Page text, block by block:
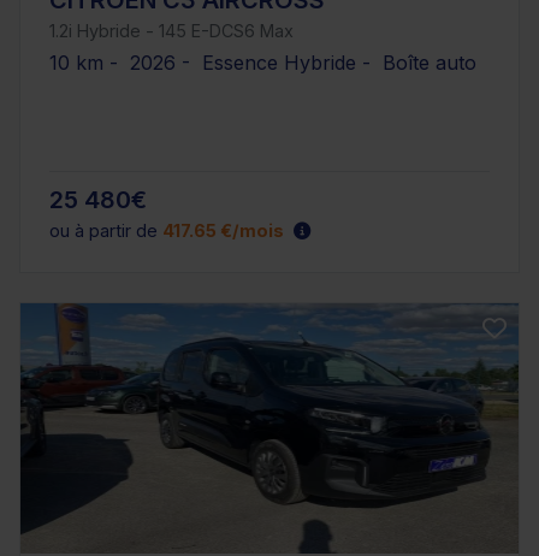
1.2i Hybride - 145 E-DCS6 Max
10 km - 2026 - Essence Hybride - Boîte auto
25 480€
ou à partir de 417.65 €/mois